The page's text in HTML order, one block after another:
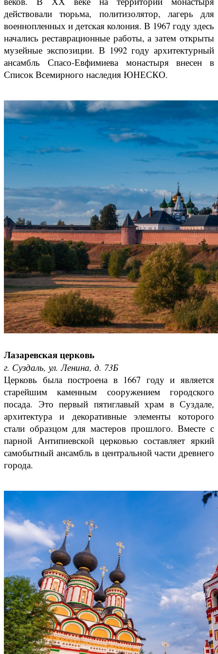
действовали тюрьма, политизолятор, лагерь для
военнопленных и детская колония. В 1967 году здесь
начались реставрационные работы, а затем открыты
музейные экспозиции. В 1992 году архитектурный
ансамбль Спасо-Евфимиева монастыря внесен в
Список Всемирного наследия ЮНЕСКО.
Лазаревская церковь
г. Суздаль, ул. Ленина, д. 73Б
Церковь была построена в 1667 году и является
старейшим каменным сооружением городского
посада. Это первый пятиглавый храм в Суздале,
архитектура и декоративные элементы которого
стали образцом для мастеров прошлого. Вместе с
парной Антипиевской церковью составляет яркий
самобытный ансамбль в центральной части древнего
города.